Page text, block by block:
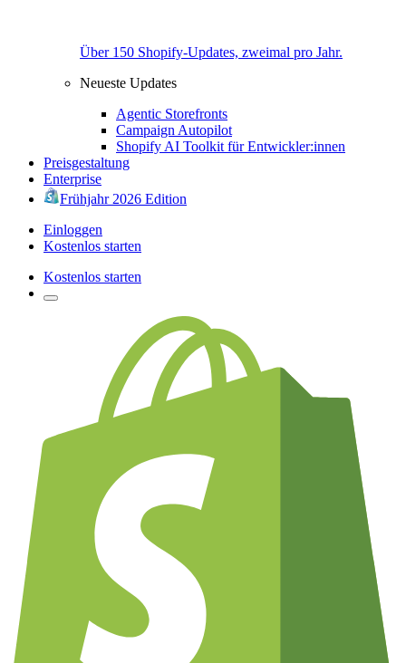
Über 150 Shopify-Updates, zweimal pro Jahr.
Neueste Updates
Agentic Storefronts
Campaign Autopilot
Shopify AI Toolkit für Entwickler:innen
Preisgestaltung
Enterprise
Frühjahr 2026 Edition
Einloggen
Kostenlos starten
Kostenlos starten